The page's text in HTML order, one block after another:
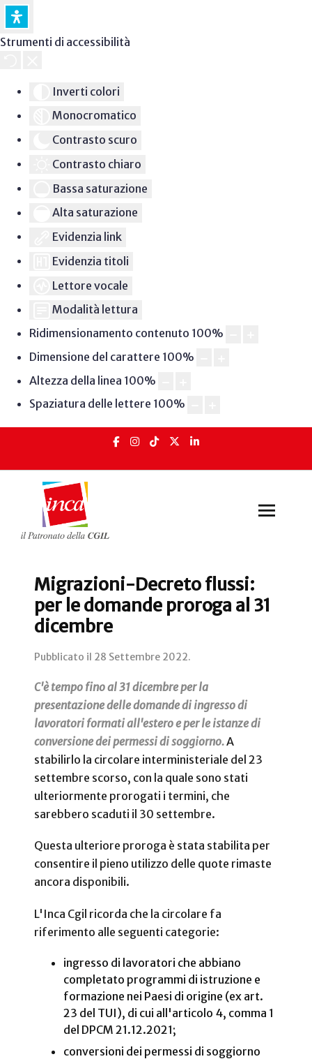
Strumenti di accessibilità
Inverti colori
Monocromatico
Contrasto scuro
Contrasto chiaro
Bassa saturazione
Alta saturazione
Evidenzia link
Evidenzia titoli
Lettore vocale
Modalità lettura
Ridimensionamento contenuto 100%
Dimensione del carattere 100%
Altezza della linea 100%
Spaziatura delle lettere 100%
Migrazioni-Decreto flussi:
per le domande proroga al 31
dicembre
Pubblicato il 28 Settembre 2022.
C'è tempo fino al 31 dicembre per la
presentazione delle domande di ingresso di
lavoratori formati all'estero e per le istanze di
conversione dei permessi di soggiorno.A
stabilirlo la circolare interministeriale del 23
settembre scorso, con la quale sono stati
ulteriormente prorogati i termini, che
sarebbero scaduti il 30 settembre.
Questa ulteriore proroga è stata stabilita per
consentire il pieno utilizzo delle quote rimaste
ancora disponibili.
L'Inca Cgil ricorda che la circolare fa
riferimento alle seguenti categorie:
ingresso di lavoratori che abbiano
completato programmi di istruzione e
formazione nei Paesi di origine (ex art.
23 del TUI), di cui all'articolo 4, comma 1
del DPCM 21.12.2021;
conversioni dei permessi di soggiorno